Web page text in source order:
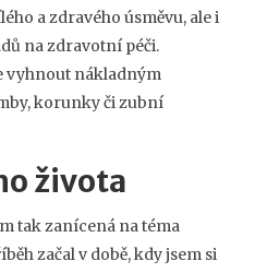
a zdravého úsměvu, ale i
na zdravotní péči.
vyhnout nákladným
korunky či zubní
života
tak zanícená na téma
začal v době, kdy jsem si